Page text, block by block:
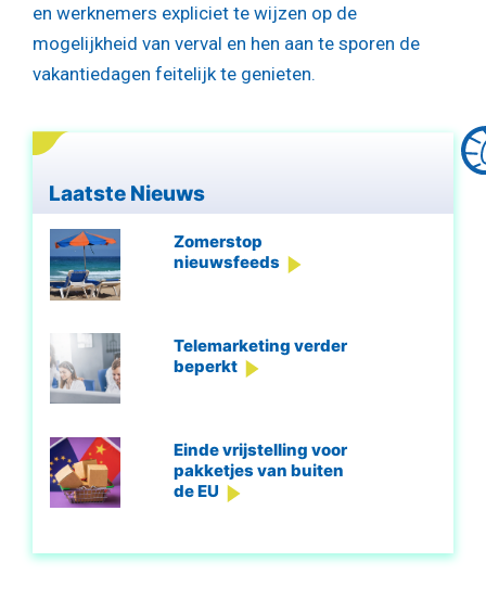
en werknemers expliciet te wijzen op de
mogelijkheid van verval en hen aan te sporen de
vakantiedagen feitelijk te genieten.
Laatste Nieuws
Zomerstop
nieuwsfeeds
Telemarketing verder
beperkt
Einde vrijstelling voor
pakketjes van buiten
de EU